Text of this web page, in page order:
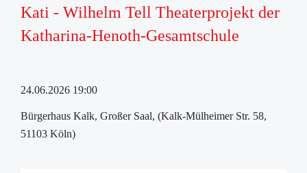
Kati - Wilhelm Tell Theaterprojekt der
Katharina-Henoth-Gesamtschule
24.06.2026 19:00
Bürgerhaus Kalk, Großer Saal, (Kalk-Mülheimer Str. 58,
51103 Köln)